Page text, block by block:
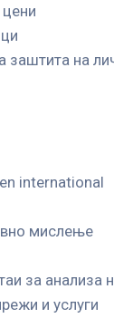
заштита на
international
мислење
за анализа
и услуги